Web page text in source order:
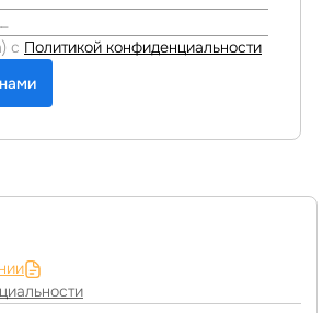
с Политикой конфиденциальности